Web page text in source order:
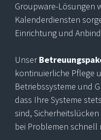
Groupware-Lösungen
Kalenderdiensten
Einrichtung und
Unser
kontinuierliche Pflege
Betriebssysteme und
dass Ihre Systeme
sind,
bei Problemen schnell